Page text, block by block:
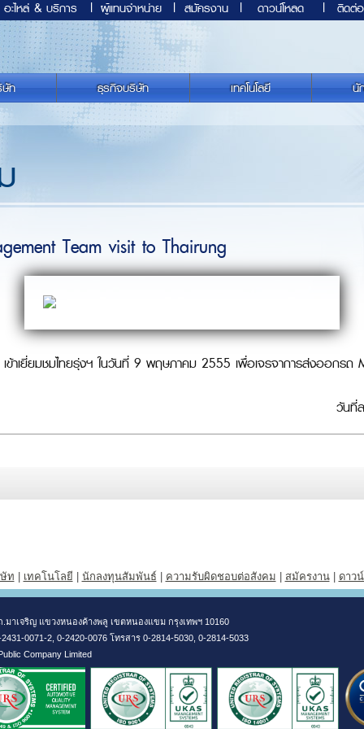
อะไหล่ & บริการ | ผู้แทนจำหน่าย | สมัครงาน | ดาวน์โหลด | ติดต่
ท ธุรกิจบริษัท เทคโนโลยี นั
Team visit to Thairung
ข้าเยี่ยมชมไทยรุ่งฯ ในวันที่ 9 พฤษภาคม 2555 เพื่อเจรจาการส่งออกรถ
วันที่
ท เทคโนโลยี นักลงทุนสัมพันธ์ ความรับผิดชอบต่อสังคม สมัครงาน| ดาว
าเจริญ แขวงหนองค้างพลู เขตหนองแขม กรุงเทพฯ 10160
0071-2, 0-2420-0076 โทรสาร 0-2814-5030, 0-2814-5033
Company Limited